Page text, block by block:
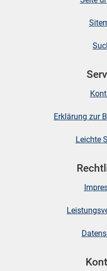
Erklärung zur
Leichte